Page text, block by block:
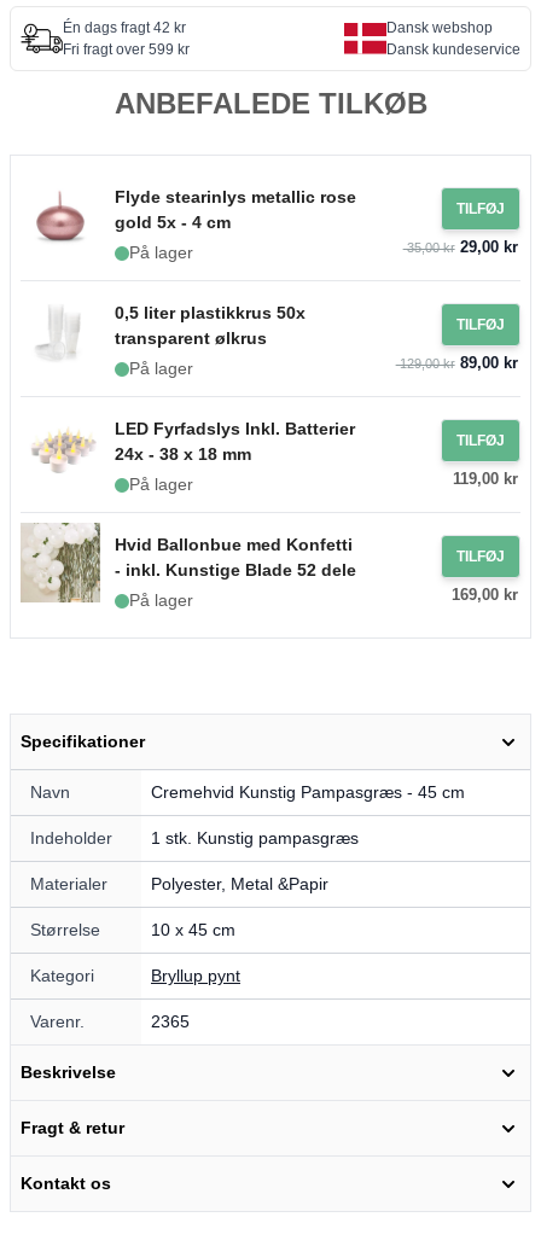
Én dags fragt 42 kr
Fri fragt over 599 kr
Dansk webshop
Dansk kundeservice
ANBEFALEDE TILKØB
Flyde stearinlys metallic rose
gold 5x - 4 cm
På lager
TILFØJ
35,00 kr29,00 kr
0,5 liter plastikkrus 50x
transparent ølkrus
På lager
TILFØJ
129,00 kr89,00 kr
LED Fyrfadslys Inkl. Batterier
24x - 38 x 18 mm
På lager
TILFØJ
119,00 kr
Hvid Ballonbue med Konfetti
- inkl. Kunstige Blade 52 dele
På lager
TILFØJ
169,00 kr
Specifikationer
Navn Cremehvid Kunstig Pampasgræs - 45 cm
Indeholder 1 stk. Kunstig pampasgræs
Materialer Polyester, Metal &Papir
Størrelse 10 x 45 cm
Kategori Bryllup pynt
Varenr. 2365
Beskrivelse
Fragt & retur
Kontakt os